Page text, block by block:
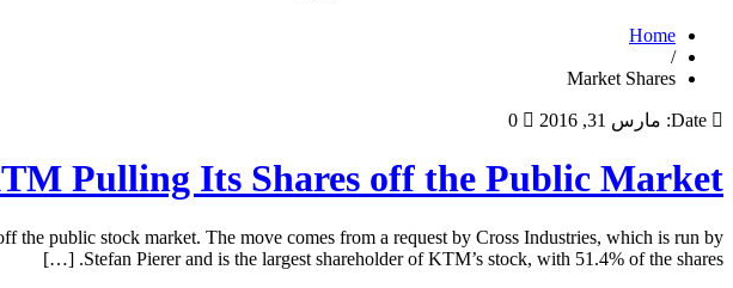
Home
/
Market Shares
Date: مارس 31, 2016 0
Pulling Its Shares off the Public Market
public stock market. The move comes from a request by Cross Industries, which is run by
Stefan Pierer and is the largest shareholder of KTM’s stock, with 51.4% of the shares. […]